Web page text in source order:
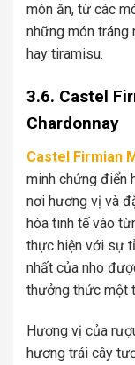
món ăn, từ các
những món tráng
hay tiramisu.
3.6. Castel
Chardonnay
Castel Firmian
minh chứng điển
nơi hương vị và
hóa tinh tế vào
thực hiện với sự
nhất của nho
thưởng thức một
Hương vị của
hương trái cây